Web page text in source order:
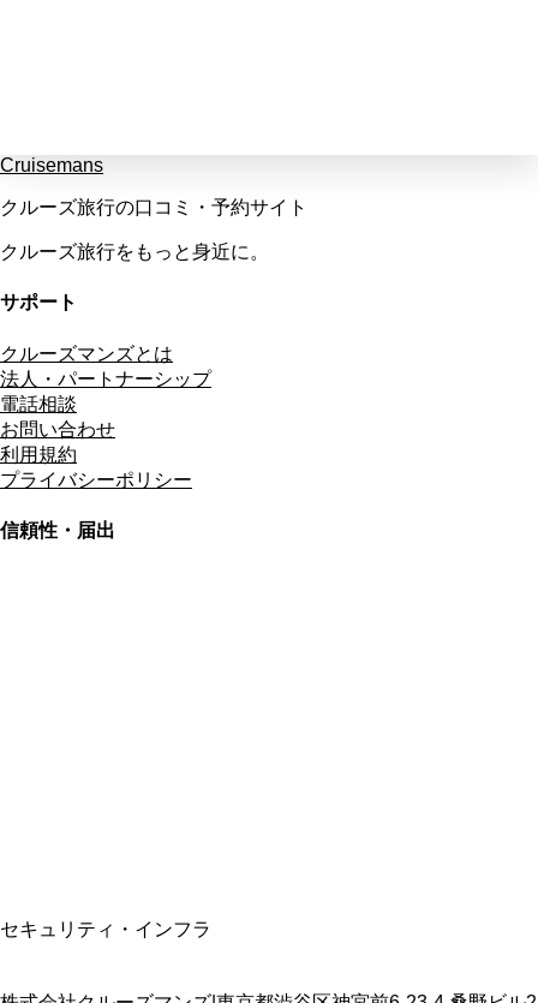
Cruisemans
クルーズ旅行の口コミ・予約サイト
クルーズ旅行をもっと身近に。
サポート
クルーズマンズとは
法人・パートナーシップ
電話相談
お問い合わせ
利用規約
プライバシーポリシー
信頼性・届出
セキュリティ・インフラ